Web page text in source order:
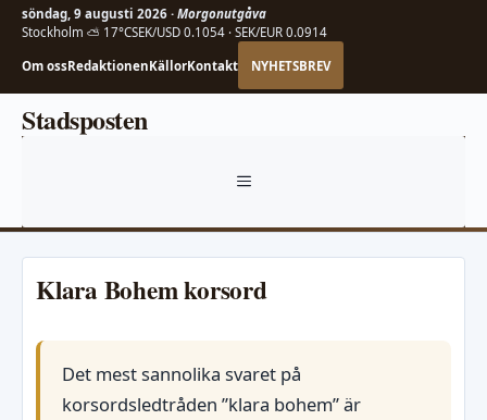
söndag, 9 augusti 2026 · Morgonutgåva
Stockholm ⛅ 17°CSEK/USD 0.1054 · SEK/EUR 0.0914
Om ossRedaktionenKällorKontakt NYHETSBREV
HoppaStadsposten
MENY
Klara Bohem korsord
Det mest sannolika svaret på
korsordsledtråden ”klara bohem” är